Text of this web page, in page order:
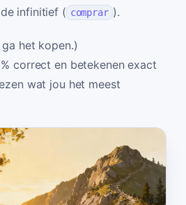
infinitief ( comprar ).
ga het kopen.)
correct en betekenen exact
wat jou het meest